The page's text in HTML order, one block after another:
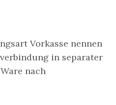
Vorkasse nennen
in separater
nach